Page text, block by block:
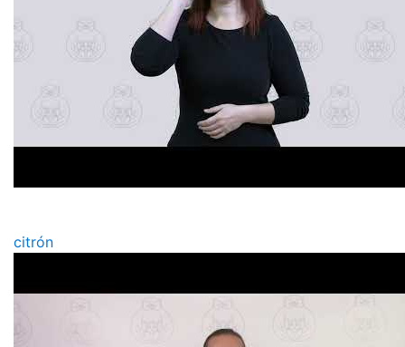
citrón